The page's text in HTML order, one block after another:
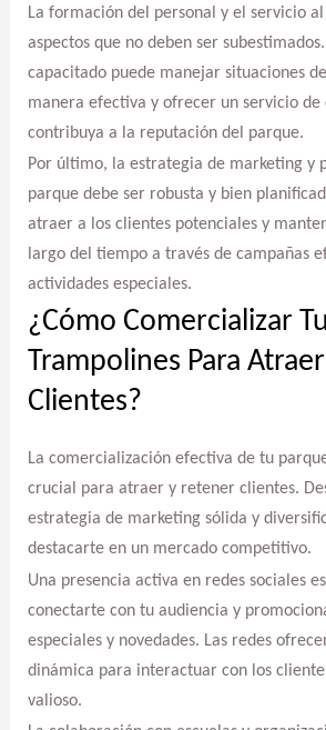
La formación del personal y el servicio
aspectos que no deben ser
capacitado puede manejar situaciones
manera efectiva y ofrecer un servicio de
contribuya a la reputación del parque.
Por último, la estrategia de marketing y
parque debe ser robusta y bien
atraer a los clientes potenciales y
largo del tiempo a través de campañas
actividades especiales.
¿Cómo Comercializar
Trampolines Para
Clientes?
La comercialización efectiva de tu
crucial para atraer y retener clientes.
estrategia de marketing sólida y
destacarte en un mercado competitivo.
Una presencia activa en redes sociales
conectarte con tu audiencia y
especiales y novedades. Las redes
dinámica para interactuar con los
valioso.